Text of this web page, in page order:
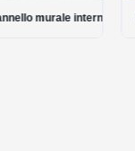
murale interno in